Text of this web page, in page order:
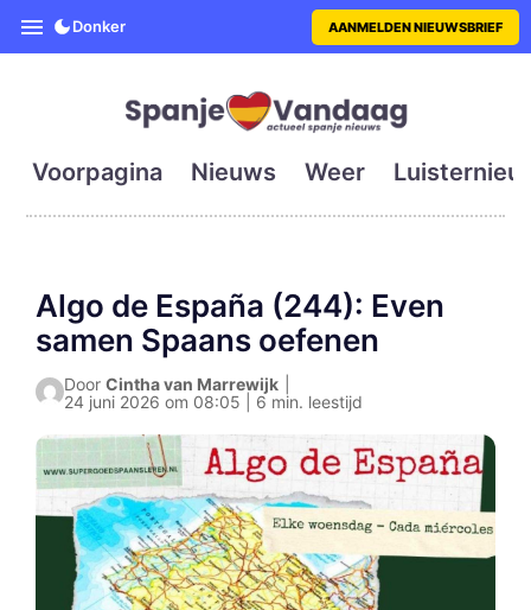
SpanjeVandaag is de eerste
Donker AANMELDEN NIEUWSBRIEF
Voorpagina Nieuws Weer
Algo de España (244): Even
samen Spaans oefenen
Door Cintha van Marrewijk
24 juni 2026 om 08:05 | 6 min. leestijd